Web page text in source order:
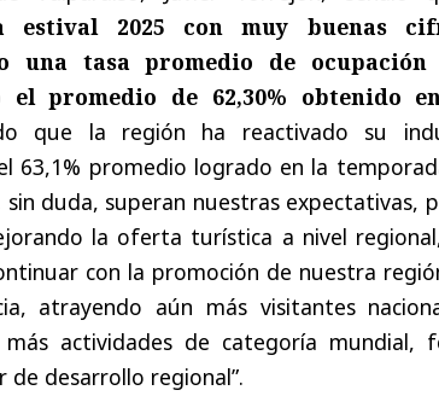
estival 2025 con muy buenas
una tasa promedio de ocupación
el promedio de 62,30% obtenido
que la región ha reactivado su
63,1% promedio logrado en la
sin duda, superan nuestras expectativas,
la oferta turística a nivel
con la promoción de nuestra
atrayendo aún más visitantes
más actividades de categoría mundial,
de desarrollo regional”.